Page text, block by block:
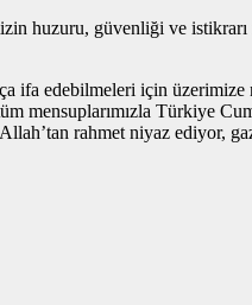
huzuru, güvenliği ve
edebilmeleri için üzerimize
mensuplarımızla Türkiye
rahmet niyaz ediyor,